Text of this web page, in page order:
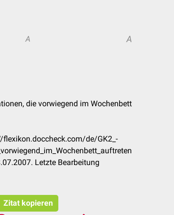
A A
die vorwiegend im Wochenbett
de/GK2_-
Letzte Bearbeitung
Zitat kopieren